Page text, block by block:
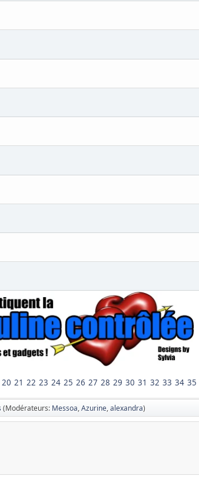
20 21 22 23 24 25 26 27 28 29 30 31 32 33 34 35
(Modérateurs: Messoa,Azurine,alexandra)